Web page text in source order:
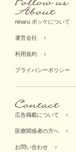
ninaru ポッケについて
運営会社
利用規約
プライバシーポリシー
広告掲載について
医療関係者の方へ
お問い合わせ